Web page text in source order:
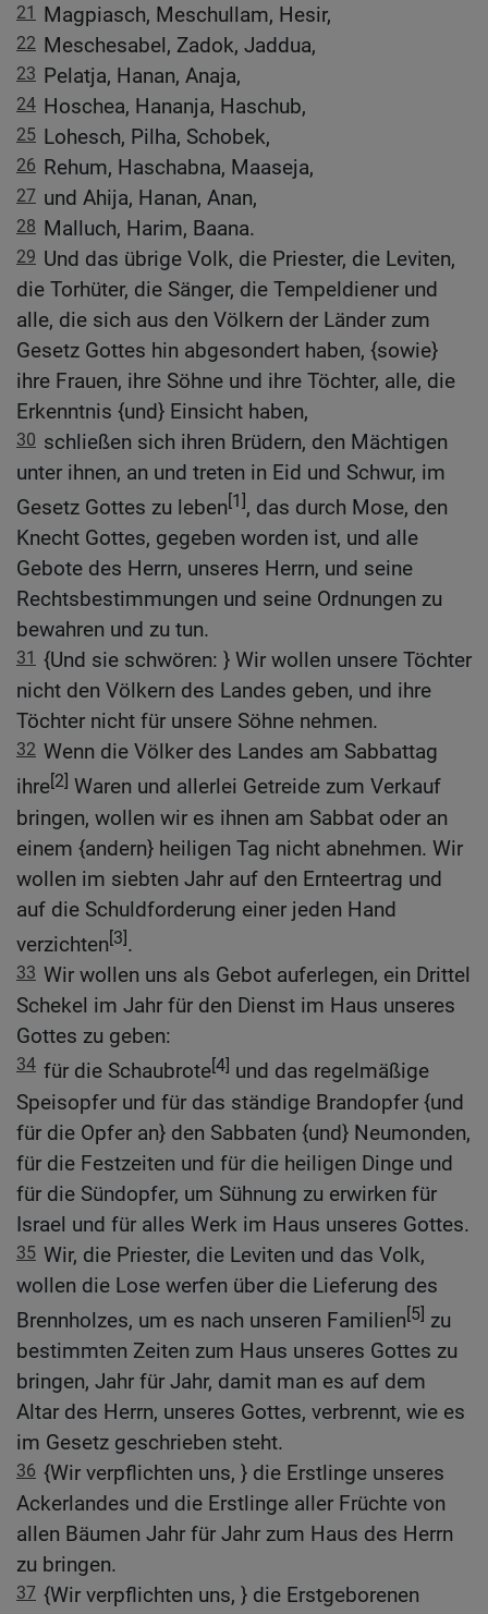
21 Magpiasch, Meschullam, Hesir,
22 Meschesabel, Zadok, Jaddua,
23 Pelatja, Hanan, Anaja,
24 Hoschea, Hananja, Haschub,
25 Lohesch, Pilha, Schobek,
26 Rehum, Haschabna, Maaseja,
27 und Ahija, Hanan, Anan,
28 Malluch, Harim, Baana.
29 Und das übrige Volk, die Priester, die Leviten,
die Torhüter, die Sänger, die Tempeldiener und
alle, die sich aus den Völkern der Länder zum
Gesetz Gottes hin abgesondert haben, {sowie}
ihre Frauen, ihre Söhne und ihre Töchter, alle, die
Erkenntnis {und} Einsicht haben,
30 schließen sich ihren Brüdern, den Mächtigen
unter ihnen, an und treten in Eid und Schwur, im
Gesetz Gottes zu leben[1], das durch Mose, den
Knecht Gottes, gegeben worden ist, und alle
Gebote des Herrn, unseres Herrn, und seine
Rechtsbestimmungen und seine Ordnungen zu
bewahren und zu tun.
31 {Und sie schwören: } Wir wollen unsere Töchter
nicht den Völkern des Landes geben, und ihre
Töchter nicht für unsere Söhne nehmen.
32 Wenn die Völker des Landes am Sabbattag
ihre[2] Waren und allerlei Getreide zum Verkauf
bringen, wollen wir es ihnen am Sabbat oder an
einem {andern} heiligen Tag nicht abnehmen. Wir
wollen im siebten Jahr auf den Ernteertrag und
auf die Schuldforderung einer jeden Hand
verzichten[3].
33 Wir wollen uns als Gebot auferlegen, ein Drittel
Schekel im Jahr für den Dienst im Haus unseres
Gottes zu geben:
34 für die Schaubrote[4] und das regelmäßige
Speisopfer und für das ständige Brandopfer {und
für die Opfer an} den Sabbaten {und} Neumonden,
für die Festzeiten und für die heiligen Dinge und
für die Sündopfer, um Sühnung zu erwirken für
Israel und für alles Werk im Haus unseres Gottes.
35 Wir, die Priester, die Leviten und das Volk,
wollen die Lose werfen über die Lieferung des
Brennholzes, um es nach unseren Familien[5] zu
bestimmten Zeiten zum Haus unseres Gottes zu
bringen, Jahr für Jahr, damit man es auf dem
Altar des Herrn, unseres Gottes, verbrennt, wie es
im Gesetz geschrieben steht.
36 {Wir verpflichten uns, } die Erstlinge unseres
Ackerlandes und die Erstlinge aller Früchte von
allen Bäumen Jahr für Jahr zum Haus des Herrn
zu bringen.
37 {Wir verpflichten uns, } die Erstgeborenen